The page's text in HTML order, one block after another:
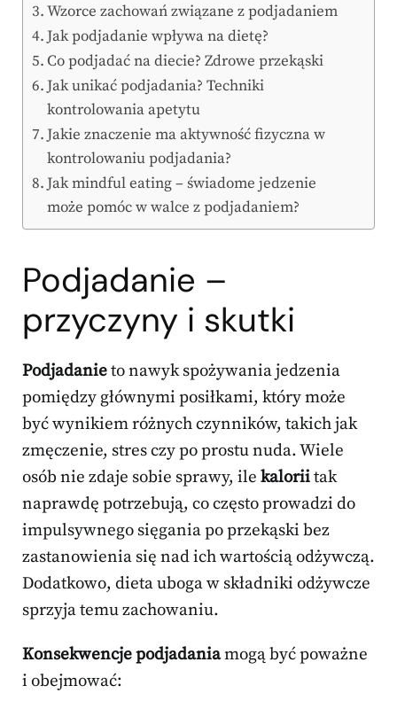
Wzorce zachowań związane z podjadaniem
Jak podjadanie wpływa na dietę?
Co podjadać na diecie? Zdrowe przekąski
Jak unikać podjadania? Techniki
kontrolowania apetytu
Jakie znaczenie ma aktywność fizyczna w
kontrolowaniu podjadania?
Jak mindful eating – świadome jedzenie
może pomóc w walce z podjadaniem?
Podjadanie –
przyczyny i skutki
Podjadanieto nawyk spożywania jedzenia
pomiędzy głównymi posiłkami, który może
być wynikiem różnych czynników, takich jak
zmęczenie, stres czy po prostu nuda. Wiele
osób nie zdaje sobie sprawy, ile kaloriitak
naprawdę potrzebują, co często prowadzi do
impulsywnego sięgania po przekąski bez
zastanowienia się nad ich wartością odżywczą.
Dodatkowo, dieta uboga w składniki odżywcze
sprzyja temu zachowaniu.
Konsekwencje podjadaniamogą być poważne
i obejmować: